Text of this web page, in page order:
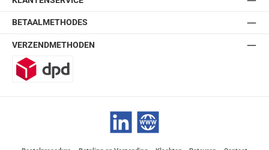
BETAALMETHODES
VERZENDMETHODEN
LinkedIn Website